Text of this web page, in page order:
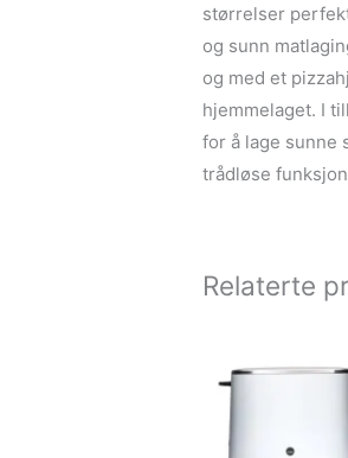
størrelser
og sunn
og med et
hjemmelaget. I
for å lage sunne
trådløse
Relaterte